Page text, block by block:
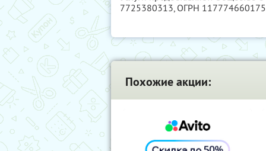
7725380313, ОГРН
Похожие акции: